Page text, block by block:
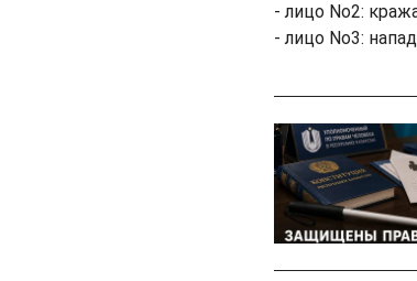
- лицо No2:
- лицо No3: